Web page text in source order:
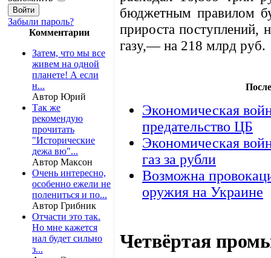
Забыли пароль?
Комментарии
Затем, что мы все
живем на одной
планете! А если
н...
Автор Юрий
Так же
рекомендую
прочитать
"Исторические
дежа вю"...
Автор Максон
Очень интересно,
особенно ежели не
полениться и по...
Автор Грибник
Отчасти это так.
Но мне кажется
нал будет сильно
з...
бюджетным правилом
прироста
газу,— на 218 млрд руб.
Экономическая
предательство ЦБ
Экономическая
газ за рубли
Возможна
оружия на Украине
Четвёртая